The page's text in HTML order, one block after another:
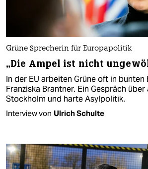
Grüne Sprecherin für Europapolitik
„Die Ampel ist nicht
In der EU arbeiten Grüne oft in bunten
Franziska Brantner. Ein Gespräch
Stockholm und harte Asylpolitik.
Interview von Ulrich Schulte